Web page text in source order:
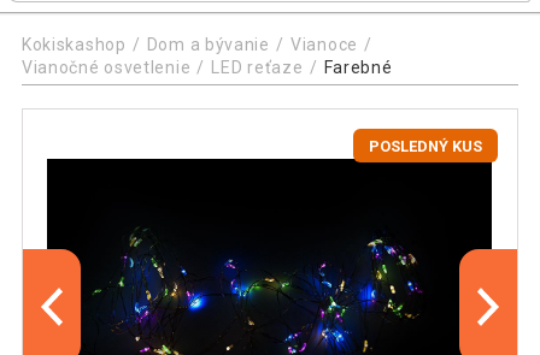
Kokiskashop Dom a bývanie
Vianoce
Vianočné osvetlenie
LED reťaze Farebné
POSLEDNÝ KUS